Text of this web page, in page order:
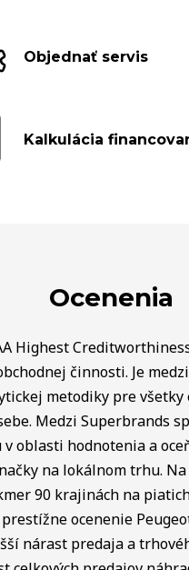
Objednať servis
Kalkulácia
Ocenenia
Highest
činnosti. Je
metodiky pre
Medzi Superbrands
oblasti hodnotenia a
na lokálnom trhu.
90 krajinách na
ocenenie
nárast predaja a